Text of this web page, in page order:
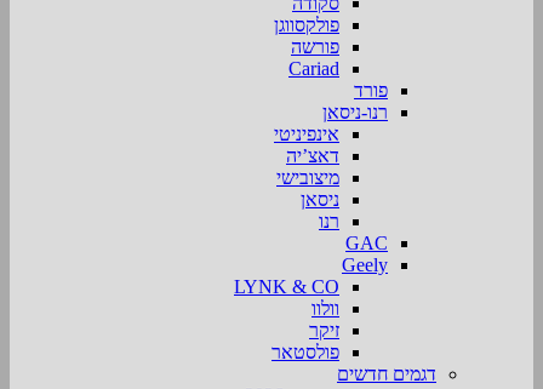
פולקסווגן
פורשה
Cariad
פורד
רנו-ניסאן
אינפיניטי
דאצ’יה
מיצובישי
ניסאן
רנו
GAC
Geely
LYNK & CO
וולוו
זיקר
פולסטאר
דגמים חדשים